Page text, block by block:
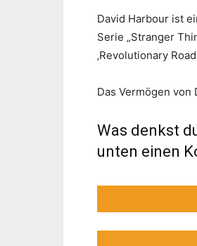
David Harbour ist
Serie „Stranger
‚Revolutionary
Das Vermögen
Was denkst
unten einen